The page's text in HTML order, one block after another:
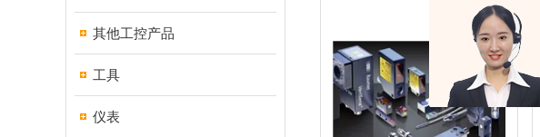
其他工控产品
工具
仪表